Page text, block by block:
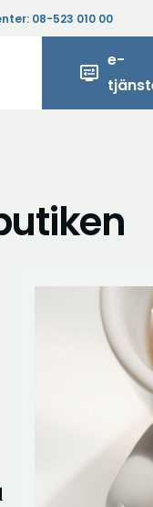
08-523 010 00
display_settings
e-